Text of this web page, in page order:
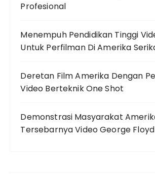
Profesional
Menempuh Pendidikan Tinggi
Untuk Perfilman Di Amerika
Deretan Film Amerika Dengan
Video Berteknik One Shot
Demonstrasi Masyarakat
Tersebarnya Video George Floyd